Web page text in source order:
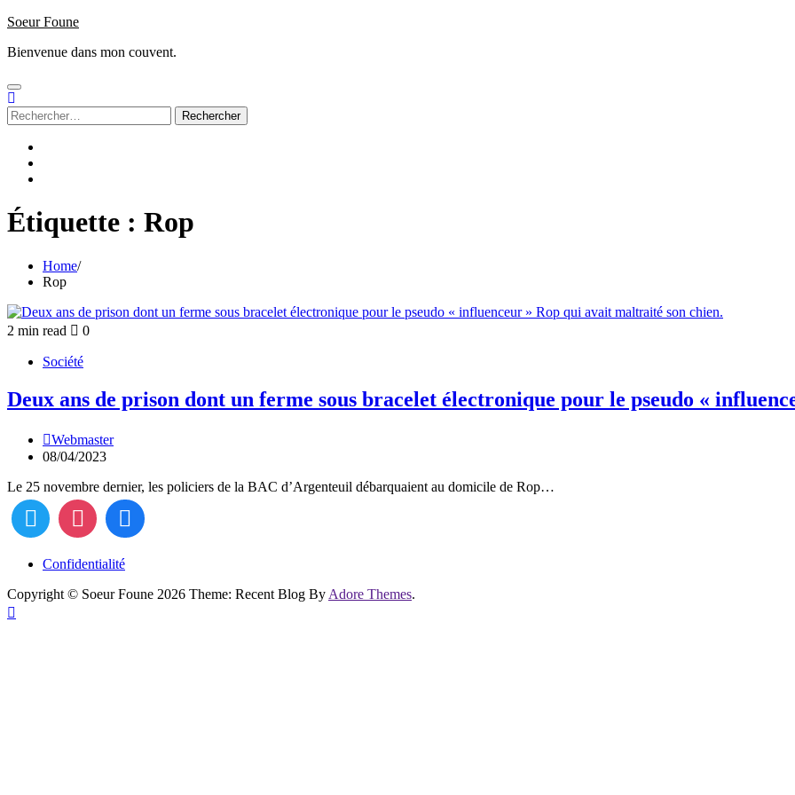
Skip
content
Soeur Foune
Bienvenue dans mon couvent.
Rechercher :
Étiquette : Rop
Home
Rop
2 min read 0
Société
Deux ans de prison dont un ferme sous bracelet électronique pour le pseudo «
Webmaster
08/04/2023
Le 25 novembre dernier, les policiers de la BAC d’Argenteuil débarquaient au domicile de Rop…
Confidentialité
Copyright © Soeur Foune 2026 Theme: Recent Blog By Adore Themes.